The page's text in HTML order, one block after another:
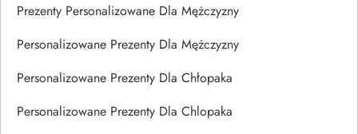
Prezenty Personalizowane Dla Mężczyzny
Personalizowane Prezenty Dla Mężczyzny
Personalizowane Prezenty Dla Chłopaka
Personalizowane Prezenty Dla Chlopaka